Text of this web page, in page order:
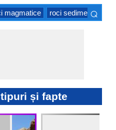
magmatice roci sedimentare
⌕
și fapte